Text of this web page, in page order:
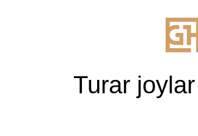
Turar joylar